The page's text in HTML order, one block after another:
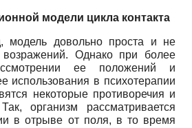
модели цикла контакта
модель довольно проста и не
возражений. Однако при более
ее положений и
использования в психотерапии
некоторые противоречия и
организм рассматривается
в отрыве от поля, в то время